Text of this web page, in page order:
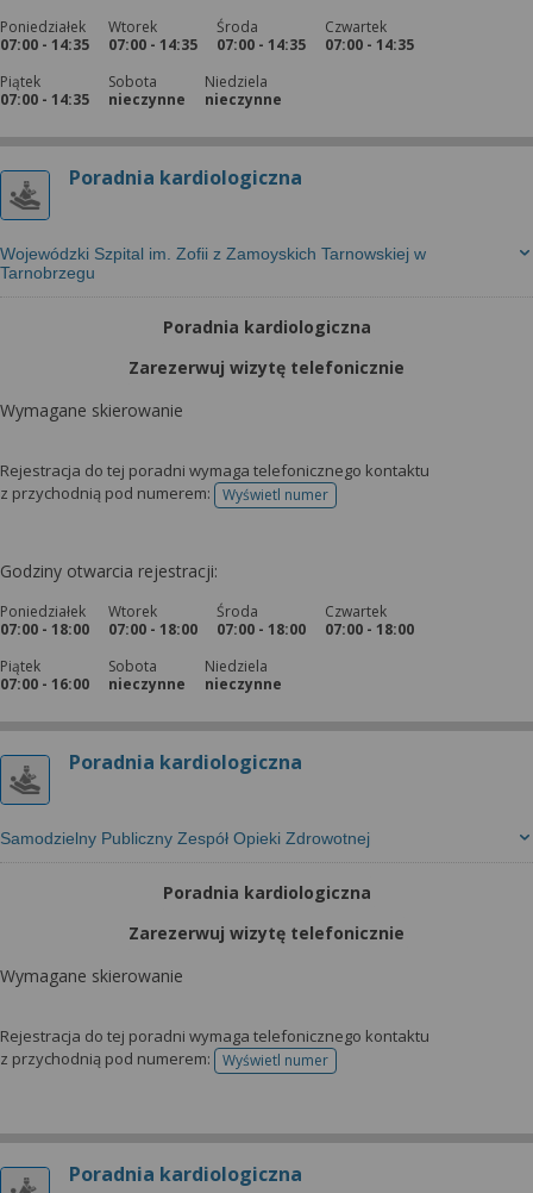
Poniedziałek
07:00 - 14:35
Wtorek
07:00 - 14:35
Środa
07:00 - 14:35
Czwartek
07:00 - 14:35
Piątek
07:00 - 14:35
Sobota
nieczynne
Niedziela
nieczynne
Poradnia kardiologiczna
Wojewódzki Szpital im. Zofii z Zamoyskich Tarnowskiej w
Tarnobrzegu
Poradnia kardiologiczna
Zarezerwuj wizytę telefonicznie
Wymagane skierowanie
Rejestracja do tej poradni wymaga telefonicznego kontaktu
z przychodnią pod numerem:
Wyświetl numertelefonu do rejestracji
Godziny otwarcia rejestracji:
Poniedziałek
07:00 - 18:00
Wtorek
07:00 - 18:00
Środa
07:00 - 18:00
Czwartek
07:00 - 18:00
Piątek
07:00 - 16:00
Sobota
nieczynne
Niedziela
nieczynne
Poradnia kardiologiczna
Samodzielny Publiczny Zespół Opieki Zdrowotnej
Poradnia kardiologiczna
Zarezerwuj wizytę telefonicznie
Wymagane skierowanie
Rejestracja do tej poradni wymaga telefonicznego kontaktu
z przychodnią pod numerem:
Wyświetl numertelefonu do rejestracji
Poradnia kardiologiczna